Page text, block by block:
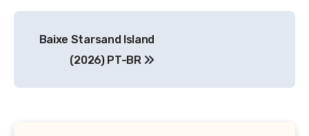
Post
Baixe Starsand Island
(2026) PT-BR